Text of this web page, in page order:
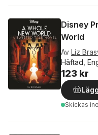
Disney
World
Av Liz
Häftad,
123 kr
Skickas